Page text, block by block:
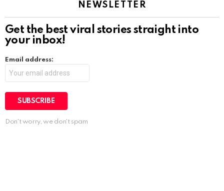
NEWSLETTER
Get the best viral stories straight into
your inbox!
Email address:
Don't worry, we don't spam